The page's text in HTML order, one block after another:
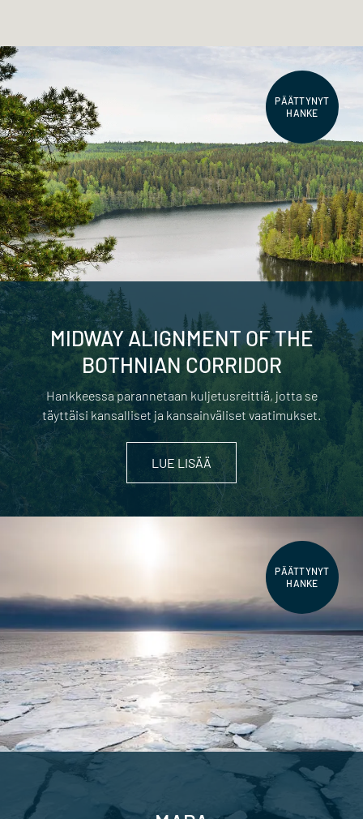
PÄÄTTYNYT
HANKE
MIDWAY ALIGNMENT OF THE
BOTHNIAN CORRIDOR
Hankkeessa parannetaan kuljetusreittiä, jotta se
täyttäisi kansalliset ja kansainväliset vaatimukset.
LUE LISÄÄ
PÄÄTTYNYT
HANKE